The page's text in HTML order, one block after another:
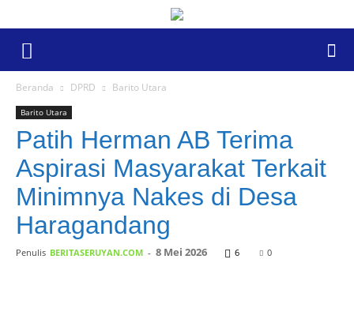
Beranda DPRD Barito Utara
Barito Utara
Patih Herman AB Terima
Aspirasi Masyarakat Terkait
Minimnya Nakes di Desa
Haragandang
Penulis BERITASERUYAN.COM - 8 Mei 2026 6 0